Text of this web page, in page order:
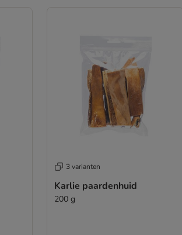
3 varianten
Karlie paardenhuid
200 g